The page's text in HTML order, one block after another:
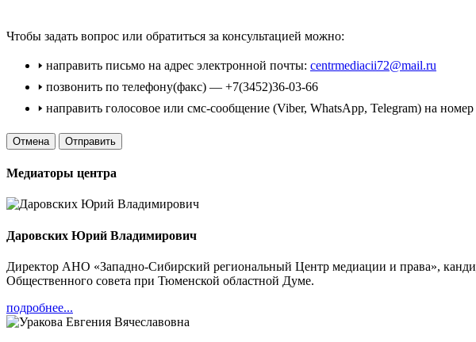
Почему стоит
использовать медиацию?
Процедура медиации:
урегулирование спора в
неформальной обстановке
не требуя значительных
финансовых затрат
Эффективна, так как
добровольно принятое
решение исполняется
гораздо быстрее, чем
судебное решение
Чтобы задать вопрос или обратиться за консультацией можно:
🢒 направить письмо на адрес электронной почты: centrmediacii72@mail.ru
🢒 позвонить по телефону(факс) — +7(3452)36-03-66
🢒 направить голосовое или смс-сообщение (Viber, WhatsApp, Telegram) на
Отмена
Медиаторы центра
Даровских Юрий Владимирович
Директор АНО «Западно-Сибирский региональный Центр медиации и права»,
Общественного совета при Тюменской областной Думе.
подробнее...